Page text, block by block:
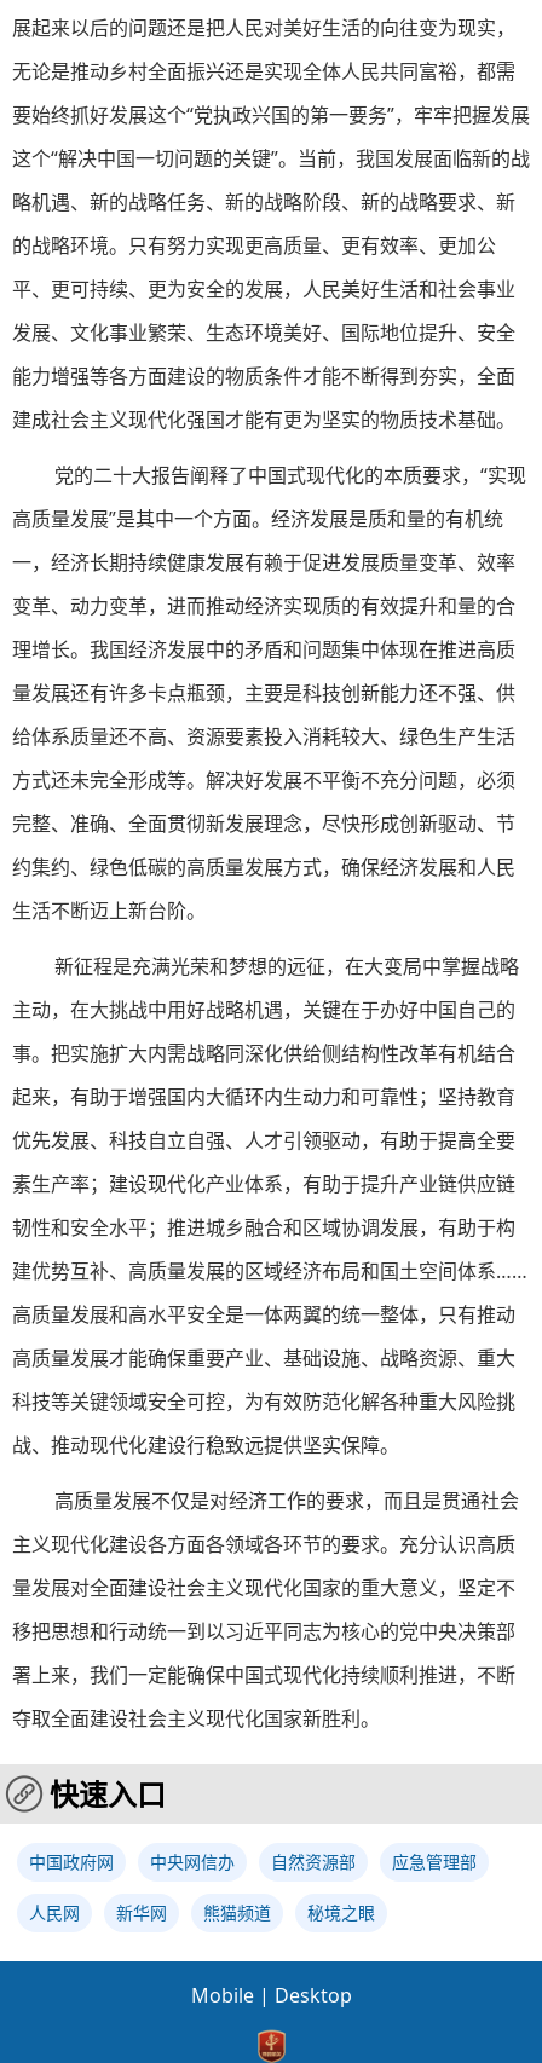
展起来以后的问题还是把人民对美好生活的向往变为现实，
无论是推动乡村全面振兴还是实现全体人民共同富裕，都需
要始终抓好发展这个“党执政兴国的第一要务”，牢牢把握发展
这个“解决中国一切问题的关键”。当前，我国发展面临新的战
略机遇、新的战略任务、新的战略阶段、新的战略要求、新
的战略环境。只有努力实现更高质量、更有效率、更加公
平、更可持续、更为安全的发展，人民美好生活和社会事业
发展、文化事业繁荣、生态环境美好、国际地位提升、安全
能力增强等各方面建设的物质条件才能不断得到夯实，全面
建成社会主义现代化强国才能有更为坚实的物质技术基础。
党的二十大报告阐释了中国式现代化的本质要求，“实现
高质量发展”是其中一个方面。经济发展是质和量的有机统
一，经济长期持续健康发展有赖于促进发展质量变革、效率
变革、动力变革，进而推动经济实现质的有效提升和量的合
理增长。我国经济发展中的矛盾和问题集中体现在推进高质
量发展还有许多卡点瓶颈，主要是科技创新能力还不强、供
给体系质量还不高、资源要素投入消耗较大、绿色生产生活
方式还未完全形成等。解决好发展不平衡不充分问题，必须
完整、准确、全面贯彻新发展理念，尽快形成创新驱动、节
约集约、绿色低碳的高质量发展方式，确保经济发展和人民
生活不断迈上新台阶。
新征程是充满光荣和梦想的远征，在大变局中掌握战略
主动，在大挑战中用好战略机遇，关键在于办好中国自己的
事。把实施扩大内需战略同深化供给侧结构性改革有机结合
起来，有助于增强国内大循环内生动力和可靠性；坚持教育
优先发展、科技自立自强、人才引领驱动，有助于提高全要
素生产率；建设现代化产业体系，有助于提升产业链供应链
韧性和安全水平；推进城乡融合和区域协调发展，有助于构
建优势互补、高质量发展的区域经济布局和国土空间体系……
高质量发展和高水平安全是一体两翼的统一整体，只有推动
高质量发展才能确保重要产业、基础设施、战略资源、重大
科技等关键领域安全可控，为有效防范化解各种重大风险挑
战、推动现代化建设行稳致远提供坚实保障。
高质量发展不仅是对经济工作的要求，而且是贯通社会
主义现代化建设各方面各领域各环节的要求。充分认识高质
量发展对全面建设社会主义现代化国家的重大意义，坚定不
移把思想和行动统一到以习近平同志为核心的党中央决策部
署上来，我们一定能确保中国式现代化持续顺利推进，不断
夺取全面建设社会主义现代化国家新胜利。
快速入口
中国政府网 中央网信办 自然资源部 应急管理部
人民网 新华网 熊猫频道 秘境之眼
Mobile | Desktop